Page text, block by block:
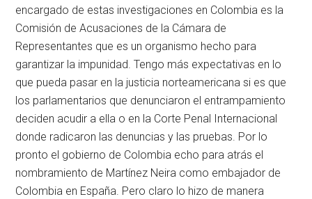
encargado de estas investigaciones en Colombia es la
Comisión de Acusaciones de la Cámara de
Representantes que es un organismo hecho para
garantizar la impunidad. Tengo más expectativas en lo
que pueda pasar en la justicia norteamericana si es que
los parlamentarios que denunciaron el entrampamiento
deciden acudir a ella o en la Corte Penal Internacional
donde radicaron las denuncias y las pruebas. Por lo
pronto el gobierno de Colombia echo para atrás el
nombramiento de Martínez Neira como embajador de
Colombia en España. Pero claro lo hizo de manera